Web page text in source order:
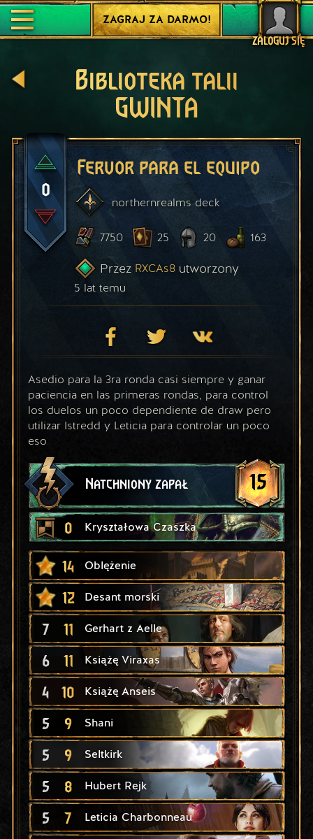
ZALOGUJ SIĘ
ZAGRAJ ZA DARMO!
Biblioteka talii
GWINTA
0
Fervor para el equipo
northernrealmsdeck
7750 25 20 163
Przez RXCAs8 utworzony
5 lat temu
Natchniony zapał 15
0 Kryształowa Czaszka
14 Oblężenie
12 Desant morski
7 11 Gerhart z Aelle
6 11 Książę Viraxas
4 10 Książę Anseis
5 9 Shani
5 9 Seltkirk
5 8 Hubert Rejk
5 7 Leticia Charbonneau
Asedio para la 3ra ronda casi siempre y ganar
paciencia en las primeras rondas, para control
los duelos un poco dependiente de draw pero
utilizar Istredd y Leticia para controlar un poco
eso